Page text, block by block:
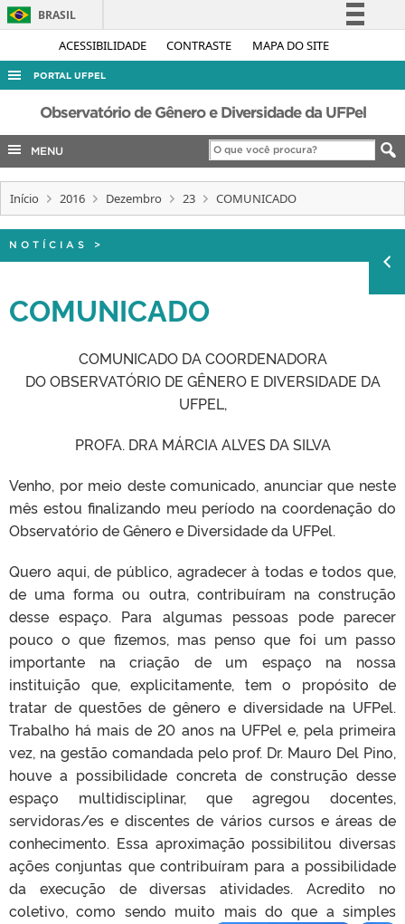
ACESSIBILIDADE CONTRASTE MAPA DO SITE
BRASIL
Simplifique!
Legislação
Canais
PORTAL UFPEL
ACESSO À INFORMAÇÃO
AUDITORIA
COBALTO
CONCURSOS
EDITAIS
INTERNACIONAL
PORTARIAS
TELEFONES
Observatório de Gênero e Diversidade da UFPel
MENU
Início 2016 Dezembro 23 COMUNICADO
NOTÍCIAS >
COMUNICADO
COMUNICADO DA COORDENADORA
DO OBSERVATÓRIO DE GÊNERO E DIVERSIDADE DA
UFPEL,
PROFA. DRA MÁRCIA ALVES DA SILVA
Venho, por meio deste comunicado, anunciar que neste
mês estou finalizando meu período na coordenação do
Observatório de Gênero e Diversidade da UFPel.
Quero aqui, de público, agradecer à todas e todos que,
de uma forma ou outra, contribuíram na construção
desse espaço. Para algumas pessoas pode parecer
pouco o que fizemos, mas penso que foi um passo
importante na criação de um espaço na nossa
instituição que, explicitamente, tem o propósito de
tratar de questões de gênero e diversidade na UFPel.
Trabalho há mais de 20 anos na UFPel e, pela primeira
vez, na gestão comandada pelo prof. Dr. Mauro Del Pino,
houve a possibilidade concreta de construção desse
espaço multidisciplinar, que agregou docentes,
servidoras/es e discentes de vários cursos e áreas de
conhecimento. Essa aproximação possibilitou diversas
ações conjuntas que contribuíram para a possibilidade
da execução de diversas atividades. Acredito no
coletivo, como sendo muito mais do que a simples